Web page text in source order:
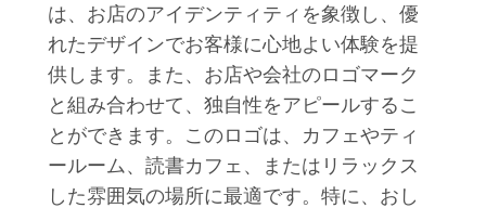
は、お店のアイデンティティを象徴し、優
れたデザインでお客様に心地よい体験を提
供します。また、お店や会社のロゴマーク
と組み合わせて、独自性をアピールするこ
とができます。このロゴは、カフェやティ
ールーム、読書カフェ、またはリラックス
した雰囲気の場所に最適です。特に、おし